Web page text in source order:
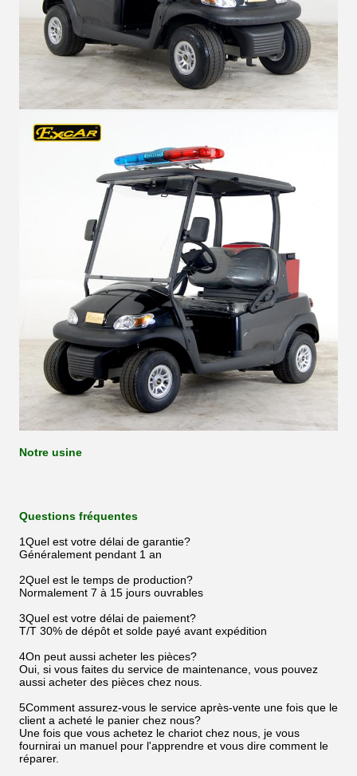
Notre usine
Questions fréquentes
1Quel est votre délai de garantie?
Généralement pendant 1 an
2Quel est le temps de production?
Normalement 7 à 15 jours ouvrables
3Quel est votre délai de paiement?
T/T 30% de dépôt et solde payé avant expédition
4On peut aussi acheter les pièces?
Oui, si vous faites du service de maintenance, vous pouvez
aussi acheter des pièces chez nous.
5Comment assurez-vous le service après-vente une fois que le
client a acheté le panier chez nous?
Une fois que vous achetez le chariot chez nous, je vous
fournirai un manuel pour l'apprendre et vous dire comment le
réparer.